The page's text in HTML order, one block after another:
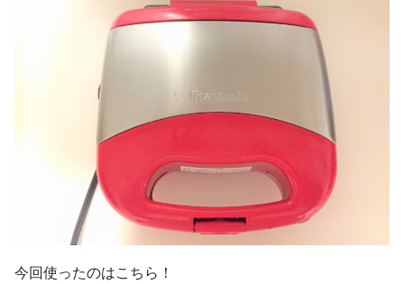
今回使ったのはこちら！